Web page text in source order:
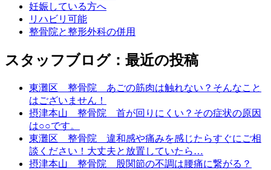
妊娠している方へ
リハビリ可能
整骨院と整形外科の併用
スタッフブログ：最近の投稿
東灘区 整骨院 あごの筋肉は触れない？そんなこと
はございません！
摂津本山 整骨院 首が回りにくい？その症状の原因
は○○です。
東灘区 整骨院 違和感や痛みを感じたらすぐにご相
談ください！大丈夫と放置していたら…
摂津本山 整骨院 股関節の不調は腰痛に繋がる？